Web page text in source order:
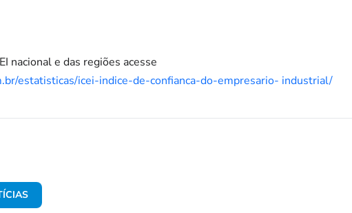
nacional e das regiões acesse
estatisticas/icei-indice-de-confianca-do-empresario- industrial/